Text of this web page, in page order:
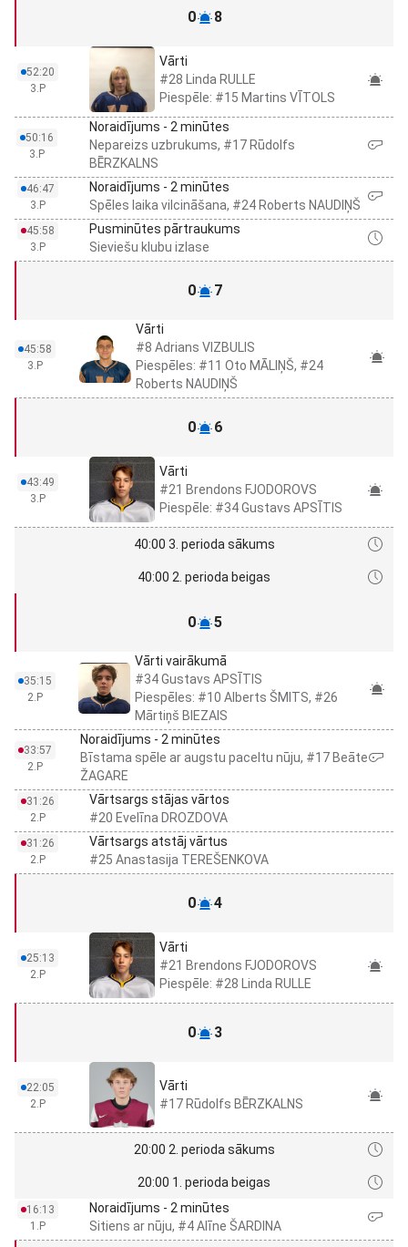
0 8
52:20
3.P
Vārti
#28 Linda RULLE
Piespēle: #15 Martins VĪTOLS
50:16
3.P
Noraidījums - 2 minūtes
Nepareizs uzbrukums, #17 Rūdolfs
BĒRZKALNS
46:47
3.P
Noraidījums - 2 minūtes
Spēles laika vilcināšana, #24 Roberts NAUDIŅŠ
45:58
3.P
Pusminūtes pārtraukums
Sieviešu klubu izlase
0 7
45:58
3.P
Vārti
#8 Adrians VIZBULIS
Piespēles: #11 Oto MĀLIŅŠ, #24
Roberts NAUDIŅŠ
0 6
43:49
3.P
Vārti
#21 Brendons FJODOROVS
Piespēle: #34 Gustavs APSĪTIS
40:00 3. perioda sākums
40:00 2. perioda beigas
0 5
35:15
2.P
Vārti vairākumā
#34 Gustavs APSĪTIS
Piespēles: #10 Alberts ŠMITS, #26
Mārtiņš BIEZAIS
33:57
2.P
Noraidījums - 2 minūtes
Bīstama spēle ar augstu paceltu nūju, #17 Beāte
ŽAGARE
31:26
2.P
Vārtsargs stājas vārtos
#20 Evelīna DROZDOVA
31:26
2.P
Vārtsargs atstāj vārtus
#25 Anastasija TEREŠENKOVA
0 4
25:13
2.P
Vārti
#21 Brendons FJODOROVS
Piespēle: #28 Linda RULLE
0 3
22:05
2.P
Vārti
#17 Rūdolfs BĒRZKALNS
20:00 2. perioda sākums
20:00 1. perioda beigas
16:13
1.P
Noraidījums - 2 minūtes
Sitiens ar nūju, #4 Alīne ŠARDINA